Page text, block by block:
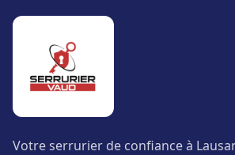
Votre serrurier de confiance à